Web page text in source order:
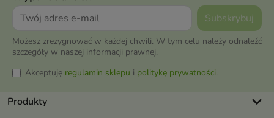
Możesz zrezygnować w każdej chwili. W tym celu należy odnaleźć
szczegóły w naszej informacji prawnej.
Akceptuję regulamin sklepu i politykę prywatności.
Produkty keyboard_arrow_down